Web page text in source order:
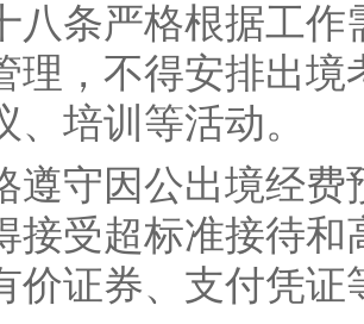
条严格根据工作
理，不得安排出
、培训等活动。
守因公出境经费
接受超标准接待
价证券、支付凭证